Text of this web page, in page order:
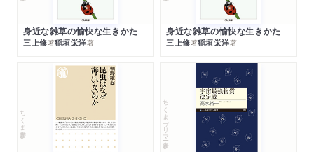
身近な雑草の愉快な生きかた
三上修著稲垣栄洋著
身近な雑草の愉快な生きかた
三上修著稲垣栄洋著
ちくま新書 ちくまプリマー新書